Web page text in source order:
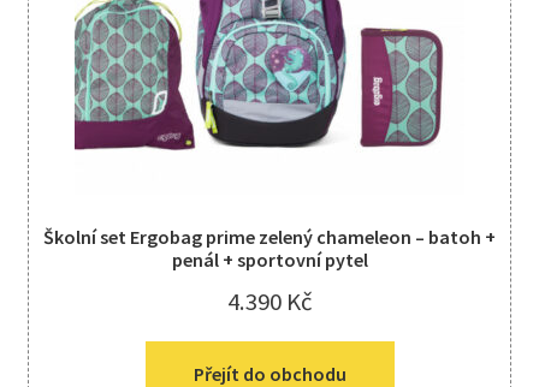
Školní set Ergobag prime zelený chameleon – batoh +
penál + sportovní pytel
4.390 Kč
Přejít do obchodu